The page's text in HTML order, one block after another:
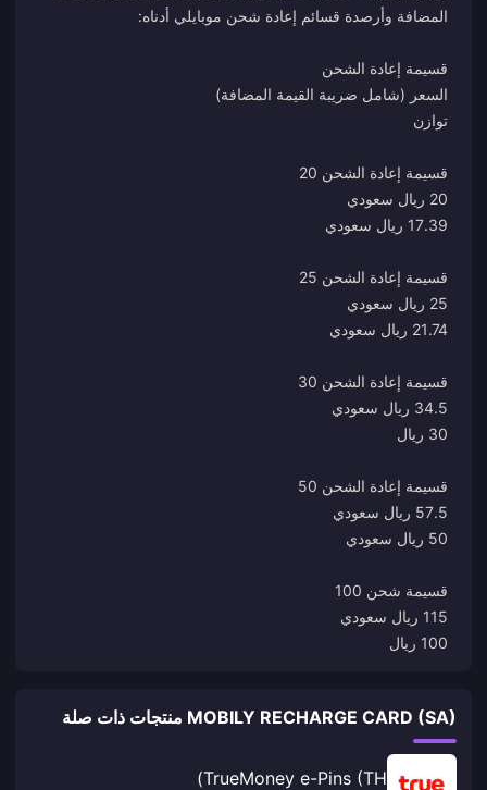
100 ريال
MOBILY RECHARGE CARD (SA) منتجات ذات صلة
TrueMoney e-Pins (TH)